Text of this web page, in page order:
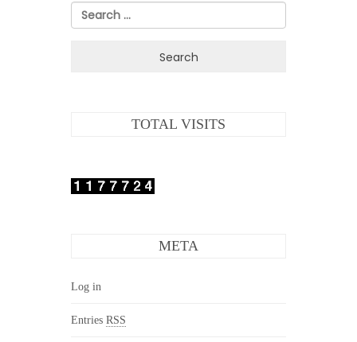
Search
for:
TOTAL VISITS
META
Log in
Entries RSS